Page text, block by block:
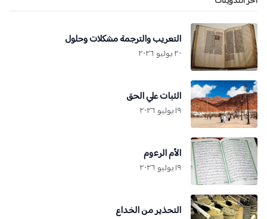
التعريب والترجمة مشكلات وحلول
٢٠ يوليو ٢٠٢٦
الثبات علي الحق
١٩ يوليو ٢٠٢٦
الأم الرءوم
١٩ يوليو ٢٠٢٦
التحذير من الخداع